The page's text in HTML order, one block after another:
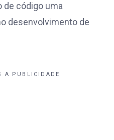
de código uma
desenvolvimento de
A PUBLICIDADE